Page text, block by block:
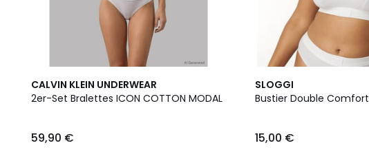
CALVIN KLEIN UNDERWEAR
2er-Set Bralettes ICON COTTON MODAL
59,90 €
SLOGGI
Bustier Double Comfort
15,00 €
4,2
/ 5
2
Farben